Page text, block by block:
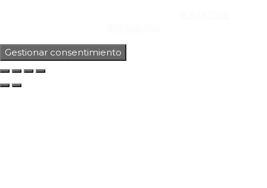
Gestionar consentimiento